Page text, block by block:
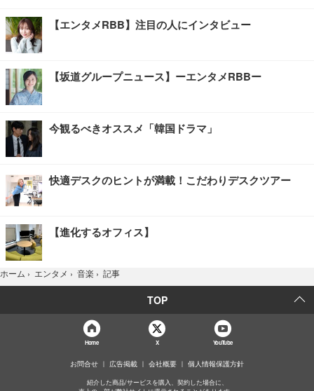
【エンタメRBB】注目の人にインタビュー
【坂道グループニュース】ーエンタメRBBー
今観るべきオススメ「韓国ドラマ」
快適デスクのヒントが満載！こだわりデスクツアー
【進化するオフィス】
ホーム › エンタメ › 音楽 › 記事
TOP
Home X YouTube
お問合せ 広告掲載 会社概要 個人情報保護方針
紹介した商品/サービスを購入、契約した場合に、